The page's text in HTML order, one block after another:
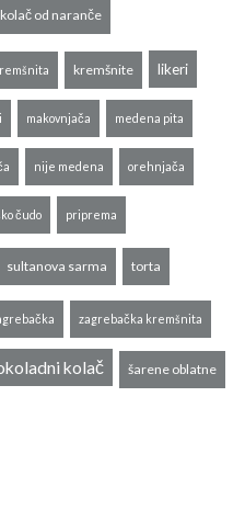
kolač od naranče
kremšnite likeri
makovnjača medena pita
nije medena orehnjača
čudo priprema
sultanova sarma torta
zagrebačka kremšnita
kolač šarene oblatne